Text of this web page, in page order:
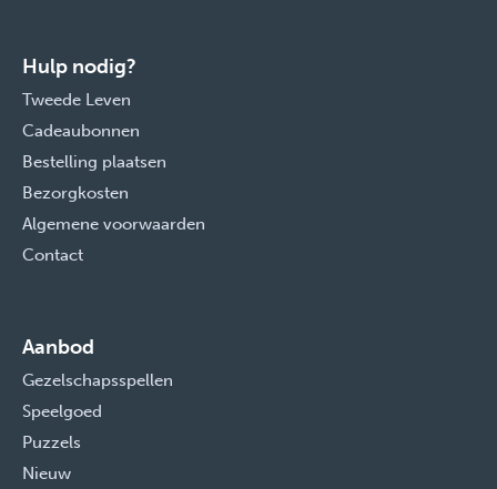
Hulp nodig?
Tweede Leven
Cadeaubonnen
Bestelling plaatsen
Bezorgkosten
Algemene voorwaarden
Contact
Aanbod
Gezelschapsspellen
Speelgoed
Puzzels
Nieuw